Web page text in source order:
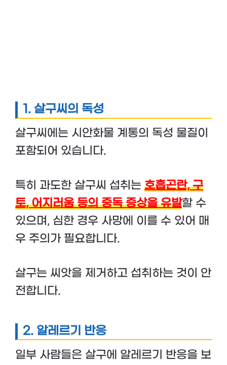
1. 살구씨의 독성
살구씨에는 시안화물 계통의 독성 물질이
포함되어 있습니다.
특히 과도한 살구씨 섭취는 호흡곤란, 구
토, 어지러움 등의 중독 증상을 유발할 수
있으며, 심한 경우 사망에 이를 수 있어 매
우 주의가 필요합니다.
살구는 씨앗을 제거하고 섭취하는 것이 안
전합니다.
2. 알레르기 반응
일부 사람들은 살구에 알레르기 반응을 보